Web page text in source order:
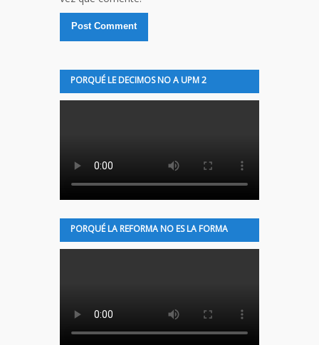
PORQUÉ LE DECIMOS NO A UPM 2
PORQUÉ LA REFORMA NO ES LA FORMA